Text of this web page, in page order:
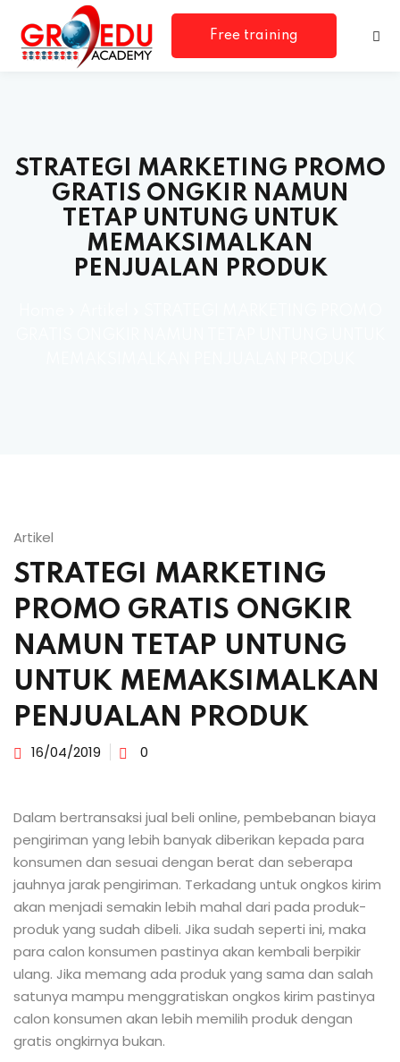
Free training
STRATEGI MARKETING PROMO
GRATIS ONGKIR NAMUN
TETAP UNTUNG UNTUK
MEMAKSIMALKAN
PENJUALAN PRODUK
Artikel
STRATEGI MARKETING
PROMO GRATIS ONGKIR
NAMUN TETAP UNTUNG
UNTUK MEMAKSIMALKAN
PENJUALAN PRODUK
16/04/2019 0
Dalam bertransaksi jual beli online, pembebanan biaya
pengiriman yang lebih banyak diberikan kepada para
konsumen dan sesuai dengan berat dan seberapa
jauhnya jarak pengiriman. Terkadang untuk ongkos kirim
akan menjadi semakin lebih mahal dari pada produk-
produk yang sudah dibeli. Jika sudah seperti ini, maka
para calon konsumen pastinya akan kembali berpikir
ulang. Jika memang ada produk yang sama dan salah
satunya mampu menggratiskan ongkos kirim pastinya
calon konsumen akan lebih memilih produk dengan
gratis ongkirnya bukan.